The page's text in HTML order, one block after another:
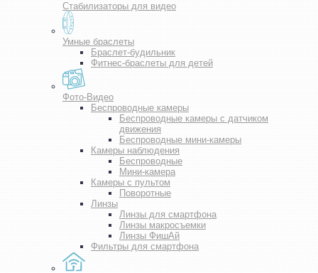
Стабилизаторы для видео
Умные браслеты
Браслет-будильник
Фитнес-браслеты для детей
Фото-Видео
Беспроводные камеры
Беспроводные камеры с датчиком
движения
Беспроводные мини-камеры
Камеры наблюдения
Беспроводные
Мини-камера
Камеры с пультом
Поворотные
Линзы
Линзы для смартфона
Линзы макросъемки
Линзы ФишАй
Фильтры для смартфона